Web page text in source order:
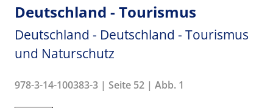
Deutschland - Tourismus
Deutschland - Deutschland - Tourismus
und Naturschutz
978-3-14-100383-3 | Seite 52 | Abb. 1